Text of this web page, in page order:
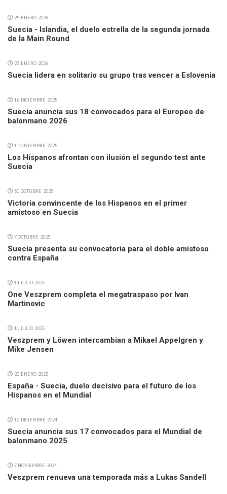
25 ENERO 2026
Suecia - Islandia, el duelo estrella de la segunda jornada
de la Main Round
23 ENERO 2026
Suecia lidera en solitario su grupo tras vencer a Eslovenia
16 DICIEMBRE 2025
Suecia anuncia sus 18 convocados para el Europeo de
balonmano 2026
1 NOVIEMBRE 2025
Los Hispanos afrontan con ilusión el segundo test ante
Suecia
30 OCTUBRE 2025
Victoria convincente de los Hispanos en el primer
amistoso en Suecia
7 OCTUBRE 2025
Suecia presenta su convocatoria para el doble amistoso
contra España
14 JULIO 2025
One Veszprem completa el megatraspaso por Ivan
Martinovic
11 JULIO 2025
Veszprem y Löwen intercambian a Mikael Appelgren y
Mike Jensen
20 ENERO 2025
España - Suecia, duelo decisivo para el futuro de los
Hispanos en el Mundial
10 DICIEMBRE 2024
Suecia anuncia sus 17 convocados para el Mundial de
balonmano 2025
7 NOVIEMBRE 2024
Veszprem renueva una temporada más a Lukas Sandell